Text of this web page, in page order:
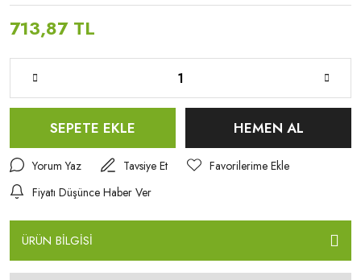
713,87 TL
SEPETE EKLE HEMEN AL
Yorum Yaz
Tavsiye Et
Fiyatı Düşünce Haber Ver
ÜRÜN BİLGİSİ